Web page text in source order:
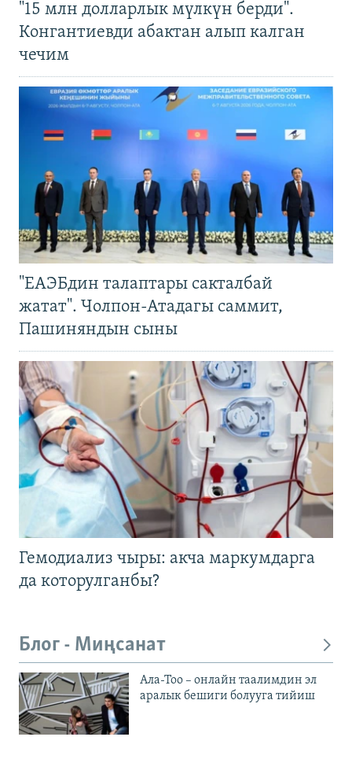
"15 млн долларлык мүлкүн берди".
Конгантиевди абактан алып калган
чечим
"ЕАЭБдин талаптары сакталбай
жатат". Чолпон-Атадагы саммит,
Пашиняндын сыны
Гемодиализ чыры: акча маркумдарга
да которулганбы?
Блог - Миңсанат
Ала-Тоо – онлайн таалимдин эл
аралык бешиги болууга тийиш